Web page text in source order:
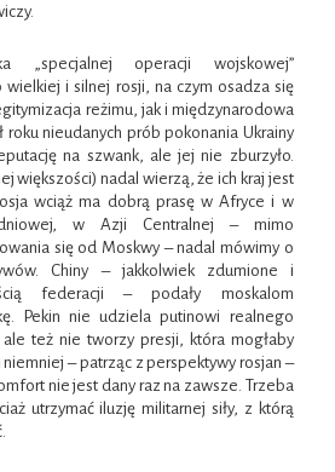
„specjalnej operacji wojskowej”
wielkiej i silnej rosji, na czym osadza się
reżimu, jak i międzynarodowa
roku nieudanych prób pokonania Ukrainy
na szwank, ale jej nie zburzyło.
większości) nadal wierzą, że ich kraj jest
wciąż ma dobrą prasę w Afryce i w
w Azji Centralnej – mimo
się od Moskwy – nadal mówimy o
Chiny – jakkolwiek zdumione i
federacji – podały moskalom
Pekin nie udziela putinowi realnego
też nie tworzy presji, która mogłaby
niemniej – patrząc z perspektywy rosjan –
nie jest dany raz na zawsze. Trzeba
utrzymać iluzję militarnej siły, z którą